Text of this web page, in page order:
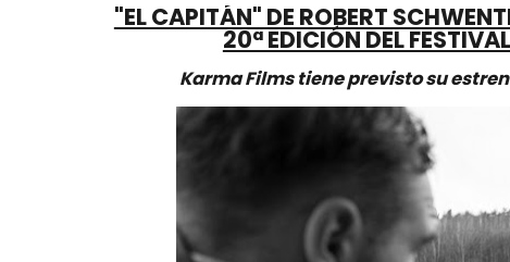
"EL CAPITÁN" DE ROBERT
20ª EDICIÓN DEL
Karma Films tiene previsto su